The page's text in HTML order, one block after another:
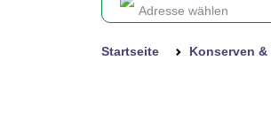
Adresse wählen
Startseite Konserven